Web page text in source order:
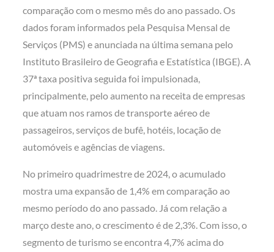
comparação com o mesmo mês do ano passado. Os
dados foram informados pela Pesquisa Mensal de
Serviços (PMS) e anunciada na última semana pelo
Instituto Brasileiro de Geografia e Estatística (IBGE). A
37ª taxa positiva seguida foi impulsionada,
principalmente, pelo aumento na receita de empresas
que atuam nos ramos de transporte aéreo de
passageiros, serviços de bufê, hotéis, locação de
automóveis e agências de viagens.
No primeiro quadrimestre de 2024, o acumulado
mostra uma expansão de 1,4% em comparação ao
mesmo período do ano passado. Já com relação a
março deste ano, o crescimento é de 2,3%. Com isso, o
segmento de turismo se encontra 4,7% acima do